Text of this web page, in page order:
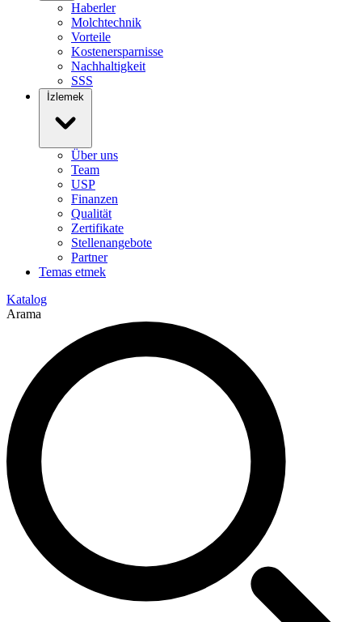
Haberler
Molchtechnik
Vorteile
Kostenersparnisse
Nachhaltigkeit
SSS
İzlemek
Über uns
Team
USP
Finanzen
Qualität
Zertifikate
Stellenangebote
Partner
Temas etmek
Katalog
Arama